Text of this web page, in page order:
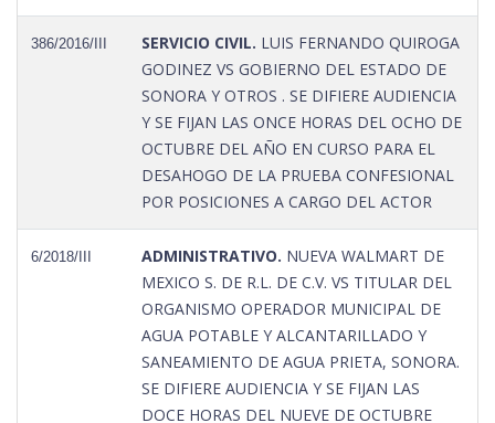
386/2016/III SERVICIO CIVIL. LUIS FERNANDO QUIROGA
GODINEZ VS GOBIERNO DEL ESTADO DE
SONORA Y OTROS . SE DIFIERE AUDIENCIA
Y SE FIJAN LAS ONCE HORAS DEL OCHO DE
OCTUBRE DEL AÑO EN CURSO PARA EL
DESAHOGO DE LA PRUEBA CONFESIONAL
POR POSICIONES A CARGO DEL ACTOR
6/2018/III ADMINISTRATIVO. NUEVA WALMART DE
MEXICO S. DE R.L. DE C.V. VS TITULAR DEL
ORGANISMO OPERADOR MUNICIPAL DE
AGUA POTABLE Y ALCANTARILLADO Y
SANEAMIENTO DE AGUA PRIETA, SONORA.
SE DIFIERE AUDIENCIA Y SE FIJAN LAS
DOCE HORAS DEL NUEVE DE OCTUBRE